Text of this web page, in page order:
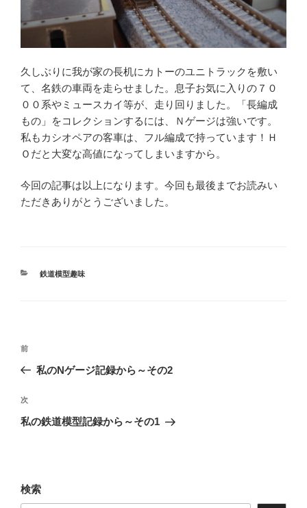
久しぶりに我が家の長机にカトーのユニトラックを敷い
て、名鉄の車両を走らせました。息子お気に入りの７０
００系やミュースカイ等が、走り回りました。「長編成
もの」をコレクションするには、Ｎゲージは強いです。
私もカシオペアの客車は、フル編成で持っています！Ｈ
Ｏだと大変な高値になってしまいますから。
今回の記事は以上になります。今回も最後までお読みい
ただきありがとうございました。
カ
鉄道模型趣味
投
ビ
ゲ
ン
前
の
稿
前
私のNゲージ記録から～その2
次
の
次
私の鉄道模型記録から～その1
検索